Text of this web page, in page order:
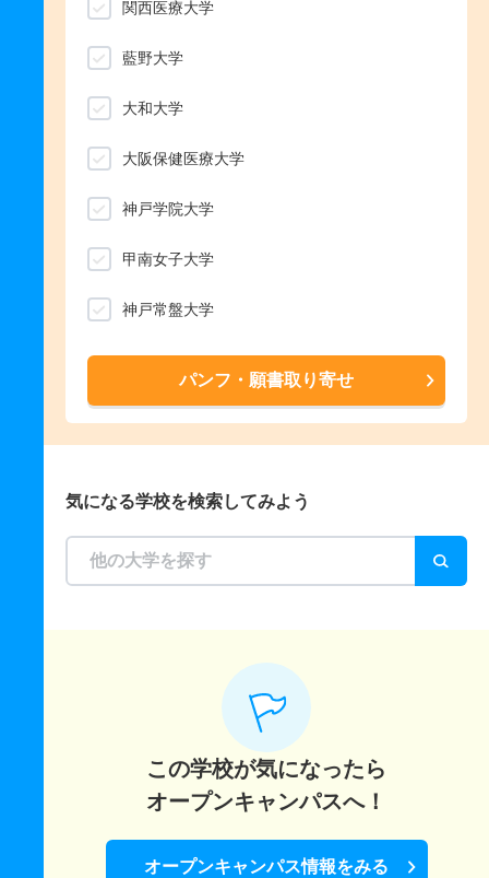
関西医療大学
藍野大学
大和大学
大阪保健医療大学
神戸学院大学
甲南女子大学
神戸常盤大学
パンフ・願書取り寄せ
気になる学校を検索してみよう
この学校が気になったら
オープンキャンパスへ！
オープンキャンパス情報をみる